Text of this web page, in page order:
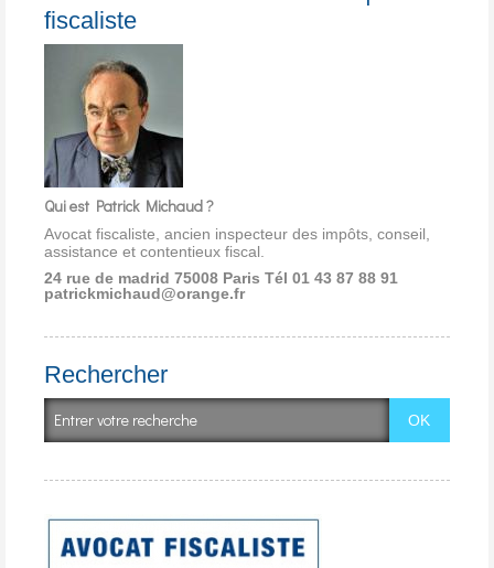
fiscaliste
Qui est Patrick Michaud ?
Avocat fiscaliste, ancien inspecteur des impôts, conseil,
assistance et contentieux fiscal.
24 rue de madrid 75008 Paris Tél 01 43 87 88 91
patrickmichaud@orange.fr
Rechercher